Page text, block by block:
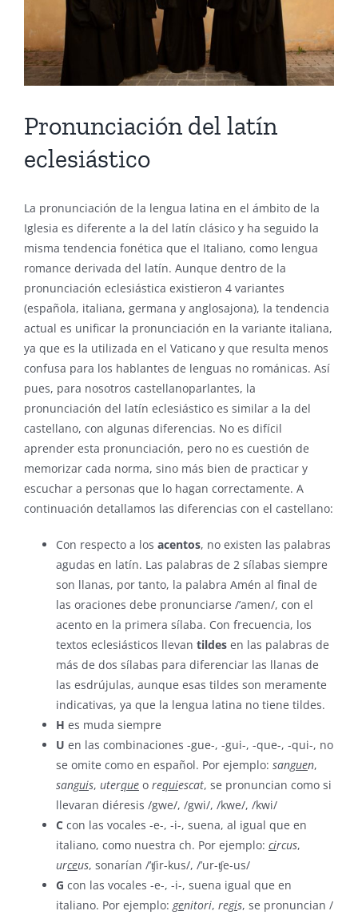
Pronunciación del latín
eclesiástico
La pronunciación de la lengua latina en el ámbito de la
Iglesia es diferente a la del latín clásico y ha seguido la
misma tendencia fonética que el Italiano, como lengua
romance derivada del latín. Aunque dentro de la
pronunciación eclesiástica existieron 4 variantes
(española, italiana, germana y anglosajona), la tendencia
actual es unificar la pronunciación en la variante italiana,
ya que es la utilizada en el Vaticano y que resulta menos
confusa para los hablantes de lenguas no románicas. Así
pues, para nosotros castellanoparlantes, la
pronunciación del latín eclesiástico es similar a la del
castellano, con algunas diferencias. No es difícil
aprender esta pronunciación, pero no es cuestión de
memorizar cada norma, sino más bien de practicar y
escuchar a personas que lo hagan correctamente. A
continuación detallamos las diferencias con el castellano:
Con respecto a los acentos, no existen las palabras
agudas en latín. Las palabras de 2 sílabas siempre
son llanas, por tanto, la palabra Amén al final de
las oraciones debe pronunciarse /’amen/, con el
acento en la primera sílaba. Con frecuencia, los
textos eclesiásticos llevan tildes en las palabras de
más de dos sílabas para diferenciar las llanas de
las esdrújulas, aunque esas tildes son meramente
indicativas, ya que la lengua latina no tiene tildes.
H es muda siempre
U en las combinaciones -gue-, -gui-, -que-, -qui-, no
se omite como en español. Por ejemplo: sanguen,
sanguis, uterque o requiescat, se pronuncian como si
llevaran diéresis /gwe/, /gwi/, /kwe/, /kwi/
C con las vocales -e-, -i-, suena, al igual que en
italiano, como nuestra ch. Por ejemplo: circus,
urceus, sonarían /’ʧir-kus/, /’ur-ʧe-us/
G con las vocales -e-, -i-, suena igual que en
italiano. Por ejemplo: genitori, regis, se pronuncian /